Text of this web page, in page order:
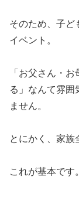
そのため、子ど
イベント。
「お父さん・
る」なんて雰囲
ません。
とにかく、家族
これが基本です。